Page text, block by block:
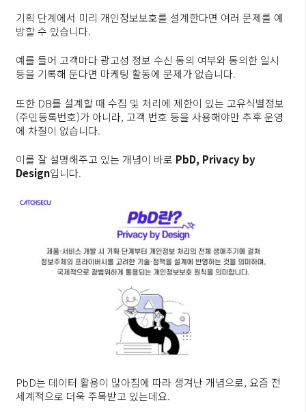
기획 단계에서 미리 개인정보보호를 설계한다면 여러 문제를 예
방할 수 있습니다.
예를 들어 고객마다 광고성 정보 수신 동의 여부와 동의한 일시
등을 기록해 둔다면 마케팅 활동에 문제가 없습니다.
또한 DB를 설계할 때 수집 및 처리에 제한이 있는 고유식별정보
(주민등록번호)가 아니라, 고객 번호 등을 사용해야만 추후 운영
에 차질이 없습니다.
이를 잘 설명해주고 있는 개념이 바로 PbD, Privacy by
Design입니다.
PbD는 데이터 활용이 많아짐에 따라 생겨난 개념으로, 요즘 전
세계적으로 더욱 주목받고 있는데요.